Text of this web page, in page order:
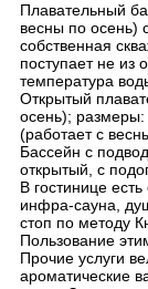
Плавательный
весны по осень)
собственная
поступает не из
температура
Открытый
осень);
(работает с
Бассейн с
открытый, с
В гостинице
инфра-сауна,
стоп по методу
Пользование
Прочие услуги
ароматические